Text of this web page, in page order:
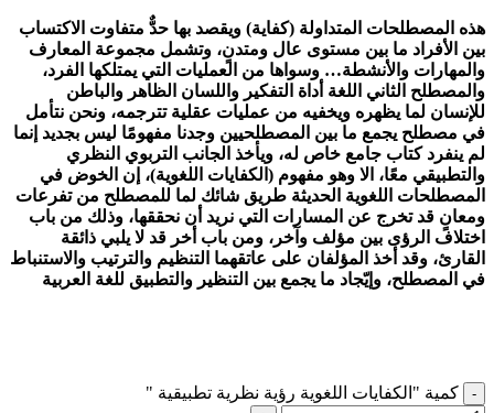
هذه المصطلحات المتداولة (كفاية) ويقصد بها حدٌّ متفاوت الاكتساب
بين الأفراد ما بين مستوى عال ومتدنٍ، وتشمل مجموعة المعارف
والمهارات والأنشطة… وسواها من العمليات التي يمتلكها الفرد،
والمصطلح الثاني اللغة أداة التفكير واللسان الظاهر والباطن
للإنسان لما يظهره ويخفيه من عمليات عقلية تترجمه، ونحن نتأمل
في مصطلح يجمع ما بين المصطلحيين وجدنا مفهومًا ليس بجديد إنما
لم ينفرد كتاب جامع خاص له، ويأخذ الجانب التربوي النظري
والتطبيقي معًا، الا وهو مفهوم (الكفايات اللغوية)، إن الخوض في
المصطلحات اللغوية الحديثة طريق شائك لما للمصطلح من تفرعات
ومعانٍ قد تخرج عن المسارات التي نريد أن نحققها، وذلك من باب
اختلاف الرؤى بين مؤلف وآخر، ومن باب أخر قد لا يلبي ذائقة
القارئ، وقد أخذ المؤلفان على عاتقهما التنظيم والترتيب والاستنباط
في المصطلح، وإيّجاد ما يجمع بين التنظير والتطبيق للغة العربية
كمية "الكفايات اللغوية رؤية نظرية تطبيقية "